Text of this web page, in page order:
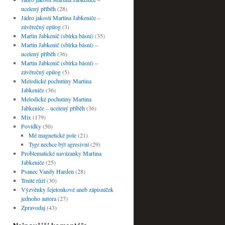
ucelený příběh(28)
Jádro jakosti Martina Jabkeniče –
závěrečný epilog(3)
Martin Jabkenič (sbírka básní)(35)
Martin Jabkenič (sbírka básní) –
ucelený příběh(36)
Martin Jabkenič (sbírka básní) –
závěrečný epilog(5)
Melodické pochutiny Martina
Jabkeniče(36)
Melodické pochutiny Martina
Jabkeniče – ucelený příběh(36)
Mix (179)
Povídky(50)
Mé magnetické pole(21)
Tygr nechce být agresivní(29)
Problematické navázanky Martina
Jabkeniče(25)
Psanec Vandy Harden (28)
Trnité růží(30)
Výzvěnky fejetonkové aneb zápisníček
jednoho autora(27)
Zpravodaj(43)